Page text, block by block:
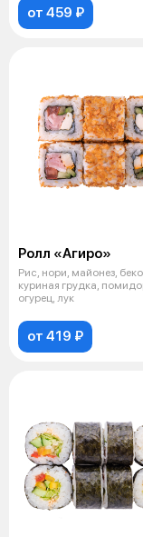
от 459 ₽
Ролл «Агиро»
Рис, нори, майонез,
куриная грудка,
огурец, лук
от 419 ₽